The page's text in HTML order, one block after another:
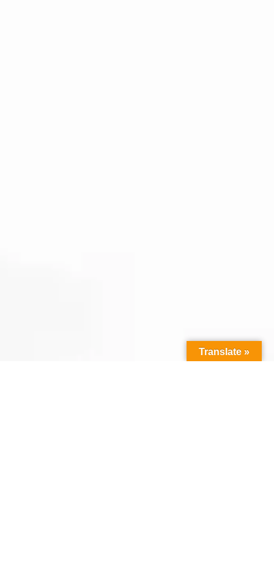
Translate »